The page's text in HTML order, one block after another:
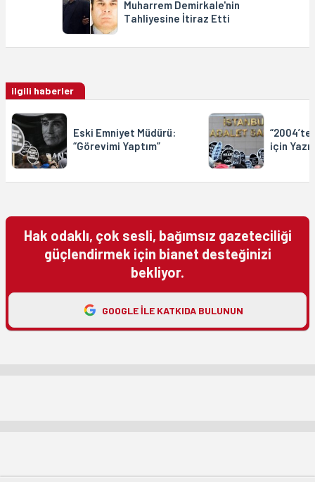
Muharrem Demirkale'nin
Tahliyesine İtiraz Etti
ilgili haberler
Eski Emniyet Müdürü:
“Görevimi Yaptım”
“2004’te
için Yazı
Hak odaklı, çok sesli, bağımsız gazeteciliği
güçlendirmek için bianet desteğinizi
bekliyor.
GOOGLE ILE KATKIDA BULUNUN